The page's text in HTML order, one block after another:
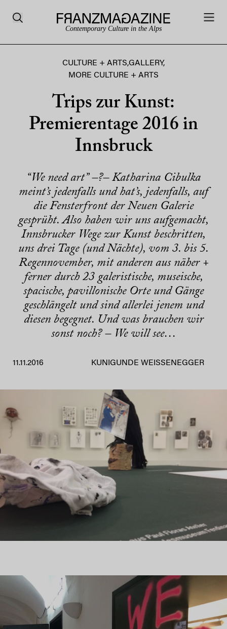
Contemporary Culture in the Alps
CULTURE + ARTS,GALLERY,
MORE CULTURE + ARTS
Trips zur Kunst:
Premierentage 2016 in
Innsbruck
“We need art” –?– Katharina Cibulka
meint’s jedenfalls und hat’s, jedenfalls, auf
die Fensterfront der Neuen Galerie
gesprüht. Also haben wir uns aufgemacht,
Innsbrucker Wege zur Kunst beschritten,
uns drei Tage (und Nächte), vom 3. bis 5.
Regennovember, mit anderen aus näher +
ferner durch 23 galeristische, museische,
spacische, pavillonische Orte und Gänge
geschlängelt und sind allerlei jenem und
diesen begegnet. Und was brauchen wir
sonst noch? – We will see…
11.11.2016 KUNIGUNDE WEISSENEGGER